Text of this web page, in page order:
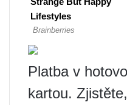
Platba v
kartou.